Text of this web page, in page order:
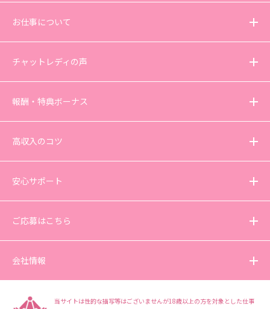
お仕事について
チャットレディの声
報酬・特典ボーナス
高収入のコツ
安心サポート
ご応募はこちら
会社情報
当サイトは性的な描写等はございませんが18歳以上の方を対象とした仕事